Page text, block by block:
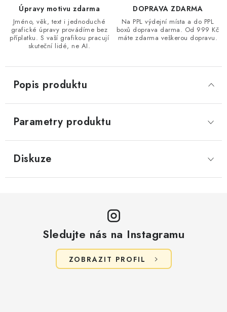
Úpravy motivu zdarma
Jméno, věk, text i jednoduché
grafické úpravy provádíme bez
příplatku. S vaší grafikou pracují
skuteční lidé, ne AI.
DOPRAVA ZDARMA
Na PPL výdejní místa a do PPL
boxů doprava darma. Od 999 Kč
máte zdarma veškerou dopravu.
Popis produktu
Parametry produktu
Diskuze
Sledujte nás na Instagramu
ZOBRAZIT PROFIL